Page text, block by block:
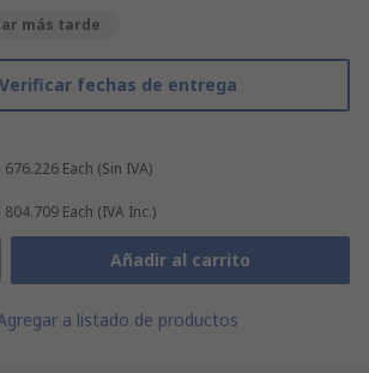
más tarde
Verificar fechas de entrega
676.226 Each (Sin IVA)
804.709 Each (IVA Inc.)
Añadir al carrito
a listado de productos